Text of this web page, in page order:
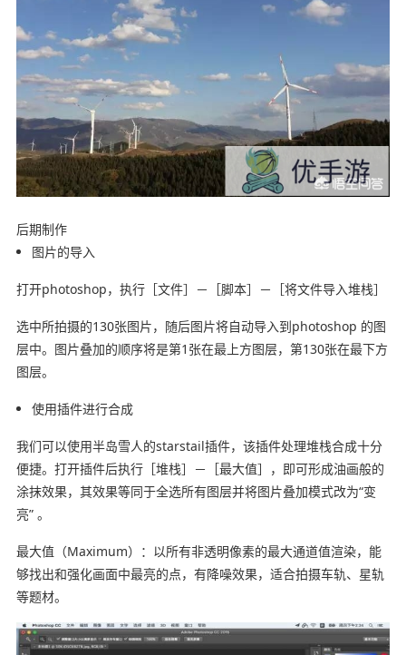
后期制作
图片的导入
打开photoshop，执行［文件］－［脚本］－［将文件导入堆栈］
选中所拍摄的130张图片，随后图片将自动导入到photoshop 的图
层中。图片叠加的顺序将是第1张在最上方图层，第130张在最下方
图层。
使用插件进行合成
我们可以使用半岛雪人的starstail插件，该插件处理堆栈合成十分
便捷。打开插件后执行［堆栈］－［最大值］，即可形成油画般的
涂抹效果，其效果等同于全选所有图层并将图片叠加模式改为“变
亮” 。
最大值（Maximum）：以所有非透明像素的最大通道值渲染，能
够找出和强化画面中最亮的点，有降噪效果，适合拍摄车轨、星轨
等题材。